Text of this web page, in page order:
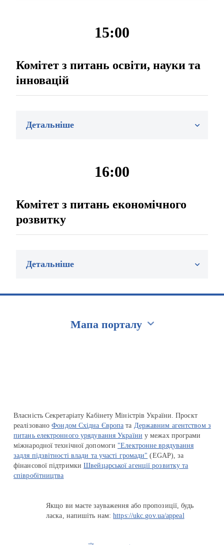
15:00
Комітет з питань освіти, науки та
інновацій
Детальніше
16:00
Комітет з питань економічного
розвитку
Детальніше
Мапа порталу
Власність Секретаріату Кабінету Міністрів України. Проєкт
реалізованоФондом Східна Європа та Державним агентством з
питань електронного урядування України у межах програми
міжнародної технічної допомоги "Електронне врядування
задля підзвітності влади та участі громади" (EGAP), за
фінансової підтримкиШвейцарської агенції розвитку та
співробітництва
Якщо ви маєте зауваження або пропозиції, будь
ласка, напишіть нам:https://ukc.gov.ua/appeal